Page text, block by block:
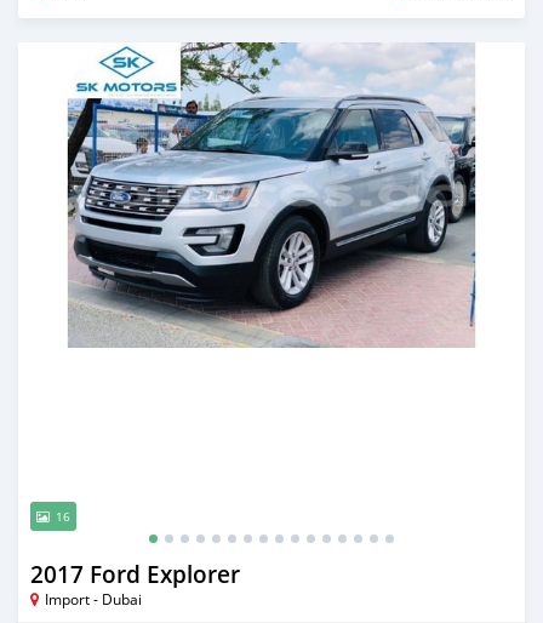
Publié il y a presque 6 ans
16
2017 Ford Explorer
Import - Dubai